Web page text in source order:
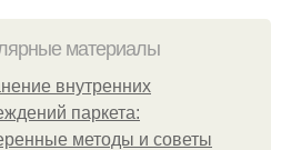
материалы
внутренних
паркета:
методы и советы